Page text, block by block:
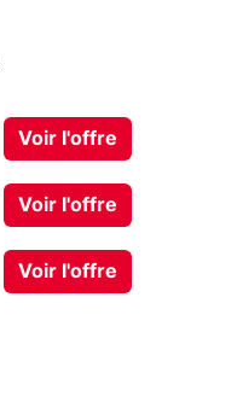
Voir l'offre
Voir l'offre
Voir l'offre